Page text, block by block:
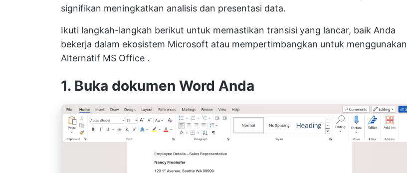
signifikan meningkatkan analisis dan presentasi data.
Ikuti langkah-langkah berikut untuk memastikan transisi yang lancar, baik Anda
bekerja dalam ekosistem Microsoft atau mempertimbangkan untuk menggunakan
Alternatif MS Office .
1. Buka dokumen Word Anda